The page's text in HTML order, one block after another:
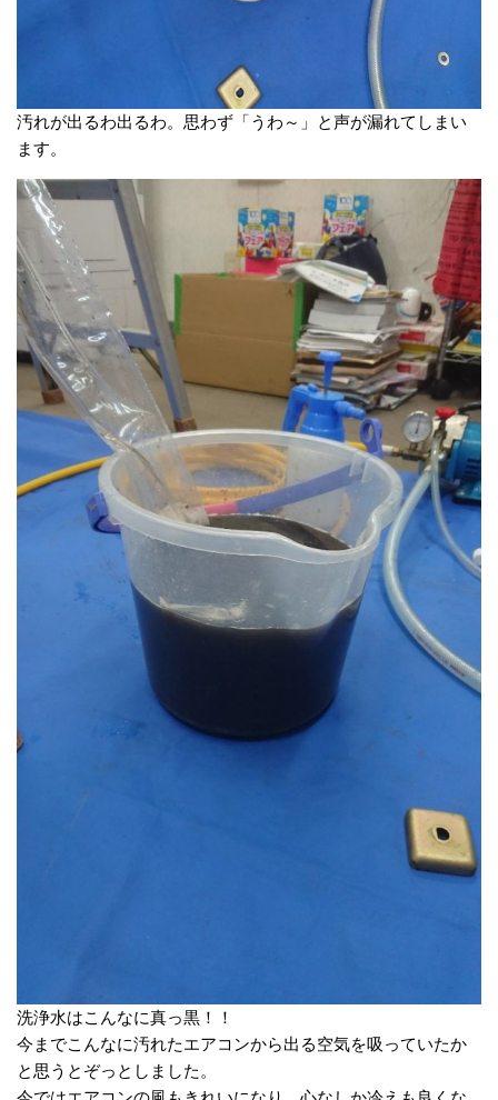
汚れが出るわ出るわ。思わず「うわ～」と声が漏れてしまい
ます。
洗浄水はこんなに真っ黒！！
今までこんなに汚れたエアコンから出る空気を吸っていたか
と思うとぞっとしました。